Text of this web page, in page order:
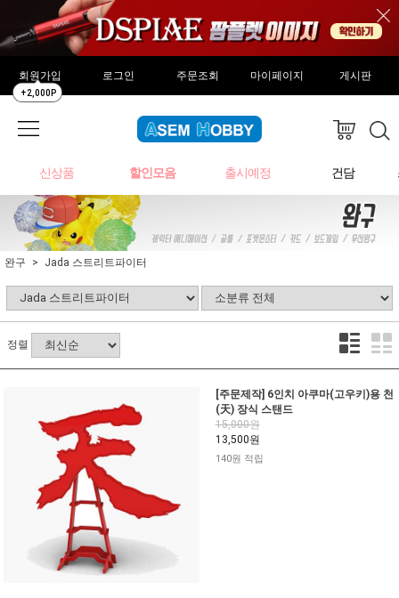
회원가입
+2,000P
로그인 주문조회 마이페이지 게시판
신상품 할인모음 출시예정 건담
완구 Jada 스트리트파이터
정렬
[주문제작] 6인치 아쿠마(고우키)용 천
(天) 장식 스탠드
15,000원
13,500원
140원 적립